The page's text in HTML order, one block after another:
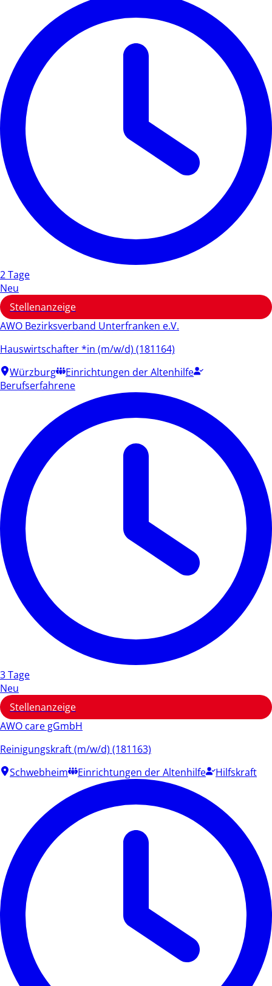
2 Tage
Neu
Stellenanzeige
AWO Bezirksverband Unterfranken e.V.
Hauswirtschafter *in (m/w/d) (181164)
Würzburg
Einrichtungen der Altenhilfe
Berufserfahrene
3 Tage
Neu
Stellenanzeige
AWO care gGmbH
Reinigungskraft (m/w/d) (181163)
Schwebheim
Einrichtungen der Altenhilfe Hilfskraft